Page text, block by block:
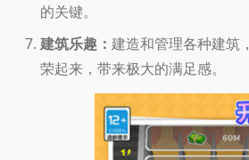
的关键。
建筑乐趣： 建造和管理各种建筑
荣起来，带来极大的满足感。